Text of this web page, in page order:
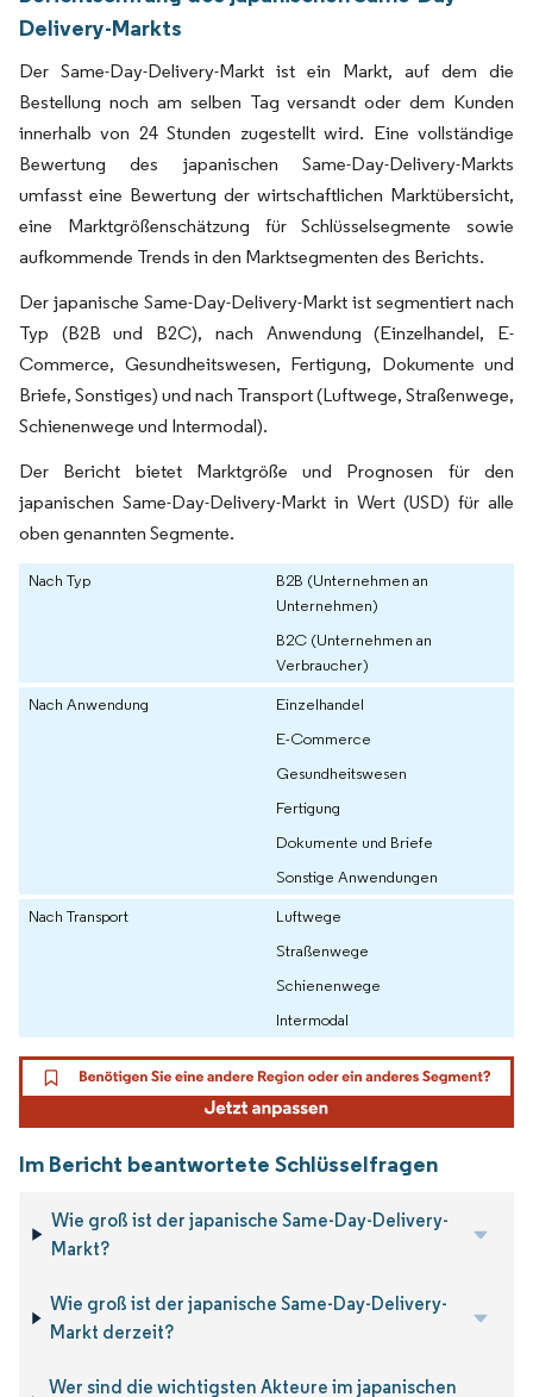
Delivery-Markts
Der Same-Day-Delivery-Markt ist ein Markt, auf dem die
Bestellung noch am selben Tag versandt oder dem Kunden
innerhalb von 24 Stunden zugestellt wird. Eine vollständige
Bewertung des japanischen Same-Day-Delivery-Markts
umfasst eine Bewertung der wirtschaftlichen Marktübersicht,
eine Marktgrößenschätzung für Schlüsselsegmente sowie
aufkommende Trends in den Marktsegmenten des Berichts.
Der japanische Same-Day-Delivery-Markt ist segmentiert nach
Typ (B2B und B2C), nach Anwendung (Einzelhandel, E-
Commerce, Gesundheitswesen, Fertigung, Dokumente und
Briefe, Sonstiges) und nach Transport (Luftwege, Straßenwege,
Schienenwege und Intermodal).
Der Bericht bietet Marktgröße und Prognosen für den
japanischen Same-Day-Delivery-Markt in Wert (USD) für alle
oben genannten Segmente.
Nach Typ
B2B (Unternehmen an
Unternehmen)
B2C (Unternehmen an
Verbraucher)
Nach Anwendung
Einzelhandel
E-Commerce
Gesundheitswesen
Fertigung
Dokumente und Briefe
Sonstige Anwendungen
Nach Transport
Luftwege
Straßenwege
Schienenwege
Intermodal
Im Bericht beantwortete Schlüsselfragen
Wie groß ist der japanische Same-Day-Delivery-
Markt?
Wie groß ist der japanische Same-Day-Delivery-
Markt derzeit?
Wer sind die wichtigsten Akteure im japanischen